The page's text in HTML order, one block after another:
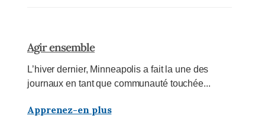
Agir ensemble
L’hiver dernier, Minneapolis a fait la une des
journaux en tant que communauté touchée...
Apprenez-en plus